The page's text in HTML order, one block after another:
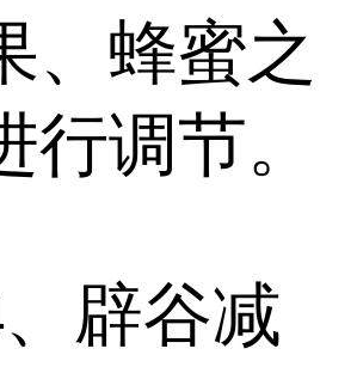
、蜂蜜之
行调节。
谷减